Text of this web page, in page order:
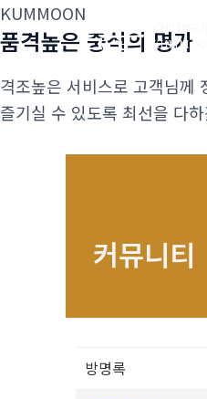
콘
텐
로
건
금문
KUMMOON
품격높은 중식의 명가
격조높은 서비스로 고객님께
즐기실 수 있도록 최선을 다
커뮤니티
방명록